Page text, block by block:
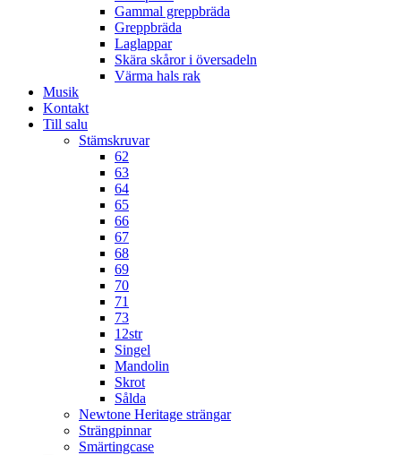
Gammal greppbräda
Greppbräda
Laglappar
Skära skåror i översadeln
Värma hals rak
Musik
Kontakt
Till salu
Stämskruvar
62
63
64
65
66
67
68
69
70
71
73
12str
Singel
Mandolin
Skrot
Sålda
Newtone Heritage strängar
Strängpinnar
Smärtingcase